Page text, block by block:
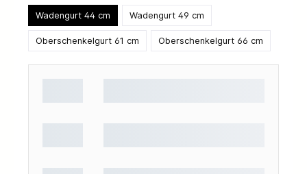
Wadengurt 44 cm Wadengurt 49 cm
Oberschenkelgurt 61 cm Oberschenkelgurt 66 cm